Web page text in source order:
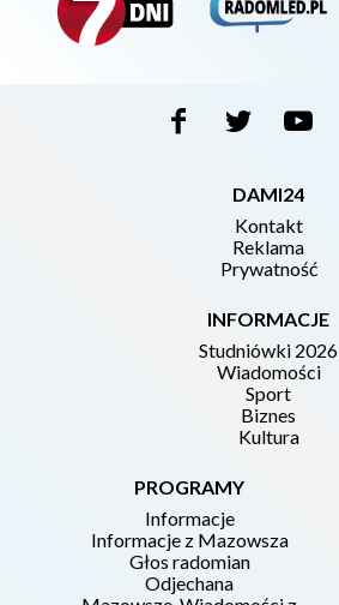
DAMI24
Kontakt
Reklama
Prywatność
INFORMACJE
Studniówki 2026
Wiadomości
Sport
Biznes
Kultura
PROGRAMY
Informacje
Informacje z Mazowsza
Głos radomian
Odjechana